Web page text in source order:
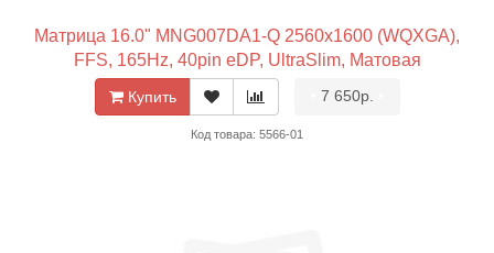
Матрица 16.0" MNG007DA1-Q 2560x1600 (WQXGA),
FFS, 165Hz, 40pin eDP, UltraSlim, Матовая
Купить 7 650р.
Код товара: 5566-01